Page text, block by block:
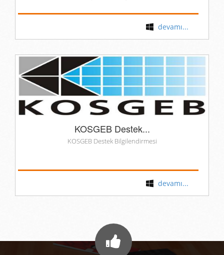
devamı...
KOSGEB Destek...
KOSGEB Destek Bilgilendirmesi
devamı...